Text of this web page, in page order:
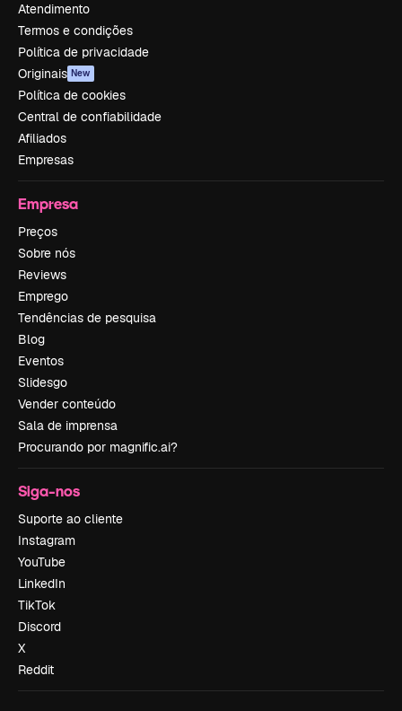
Atendimento
Termos e condições
Política de privacidade
Originais New
Política de cookies
Central de confiabilidade
Afiliados
Empresas
Empresa
Preços
Sobre nós
Reviews
Emprego
Tendências de pesquisa
Blog
Eventos
Slidesgo
Vender conteúdo
Sala de imprensa
Procurando por magnific.ai?
Siga-nos
Suporte ao cliente
Instagram
YouTube
LinkedIn
TikTok
Discord
X
Reddit